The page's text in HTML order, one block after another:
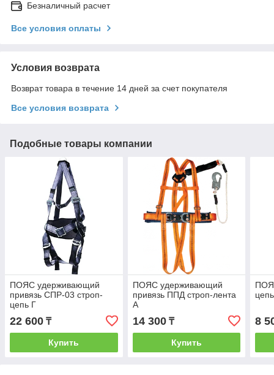
Безналичный расчет
Все условия оплаты
Условия возврата
Возврат товара в течение 14 дней за счет покупателя
Все условия возврата
Подобные товары компании
ПОЯС удерживающий
привязь СПР-03 строп-
цепь Г
22 600 ₸
Купить
ПОЯС удерживающий
привязь ППД строп-лента
А
14 300₸
Купить
8